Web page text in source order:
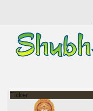
Navigation
Ticker